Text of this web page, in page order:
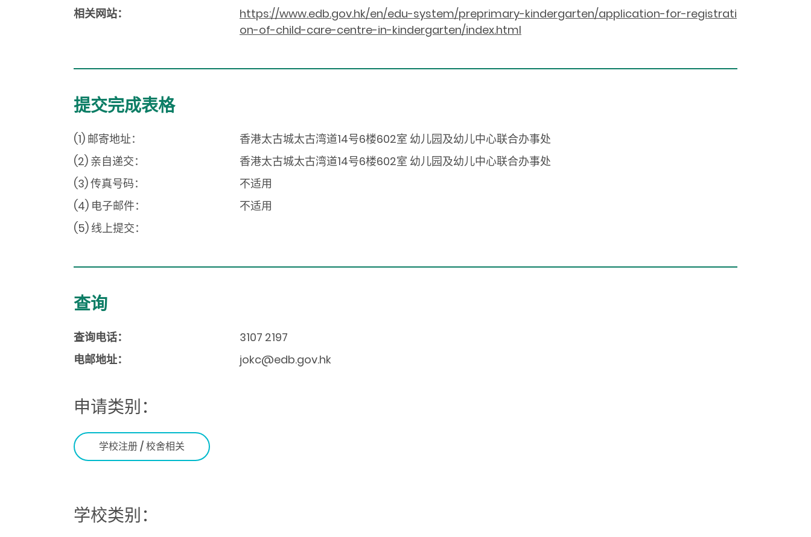
相关网站：
https://www.edb.gov.hk/en/edu-system/preprimary-kindergarten/application-for-registrati
on-of-child-care-centre-in-kindergarten/index.html
提交完成表格
(1) 邮寄地址：
香港太古城太古湾道14号6楼602室 幼儿园及幼儿中心联合办事处
(2) 亲自递交：
香港太古城太古湾道14号6楼602室 幼儿园及幼儿中心联合办事处
(3) 传真号码：
不适用
(4) 电子邮件：
不适用
(5) 线上提交：
查询
查询电话：
3107 2197
电邮地址：
jokc@edb.gov.hk
申请类别：
学校注册 / 校舍相关
学校类别：